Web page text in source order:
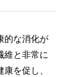
的な消化が
維と非常に
を促し、